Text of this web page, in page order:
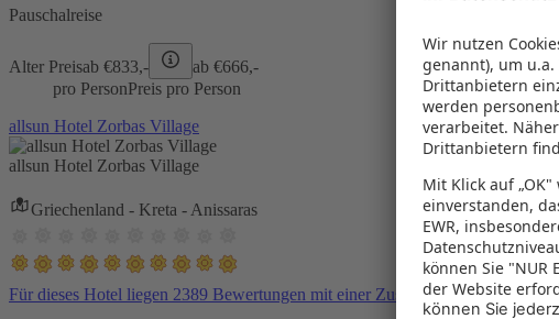
Pauschalreise
Alter Preisab €833,- ab €666,-
pro PersonPreis pro Person
allsun Hotel Zorbas Village
allsun Hotel Zorbas Village
Griechenland - Kreta - Anissaras
Für dieses Hotel liegen 2389 Bewertungen mit einer Zustimmung von 96% vor